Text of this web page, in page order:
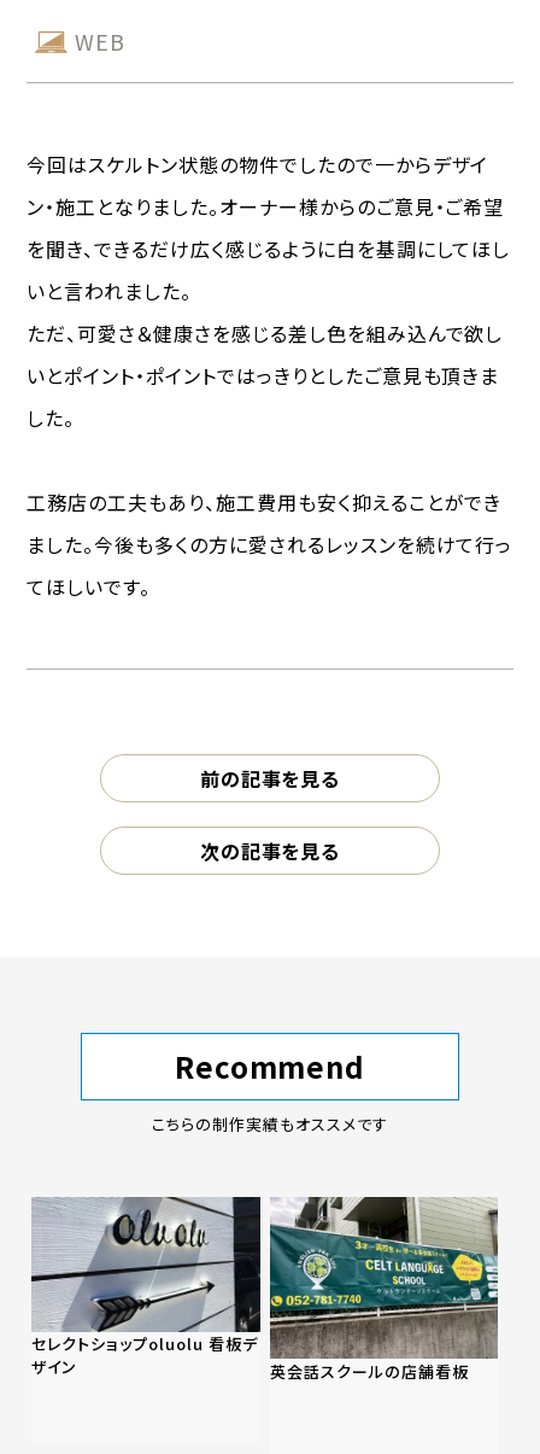
WEB
今回はスケルトン状態の物件でしたので一からデザイ
ン・施工となりました。オーナー様からのご意見・ご希望
を聞き、できるだけ広く感じるように白を基調にしてほし
いと言われました。
ただ、可愛さ＆健康さを感じる差し色を組み込んで欲し
いとポイント・ポイントではっきりとしたご意見も頂きま
した。
工務店の工夫もあり、施工費用も安く抑えることができ
ました。今後も多くの方に愛されるレッスンを続けて行っ
てほしいです。
前の記事を見る
次の記事を見る
Recommend
こちらの制作実績もオススメです
セレクトショップoluolu 看板デ
ザイン
英会話スクールの店舗看板